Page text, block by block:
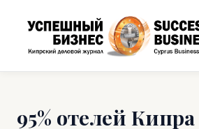
95% отелей